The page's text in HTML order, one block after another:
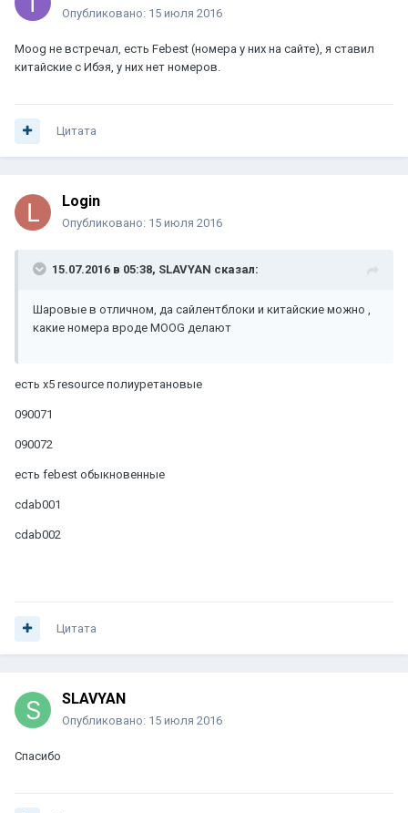
Опубликовано: 15 июля 2016
Moog не встречал, есть Febest (номера у них на сайте), я ставил
китайские с Ибэя, у них нет номеров.
Цитата
Login
Опубликовано: 15 июля 2016
15.07.2016 в 05:38, SLAVYAN сказал:
Шаровые в отличном, да сайлентблоки и китайские можно ,
какие номера вроде MOOG делают
есть x5 resource полиуретановые
090071
090072
есть febest обыкновенные
cdab001
cdab002
Цитата
SLAVYAN
Опубликовано: 15 июля 2016
Спасибо